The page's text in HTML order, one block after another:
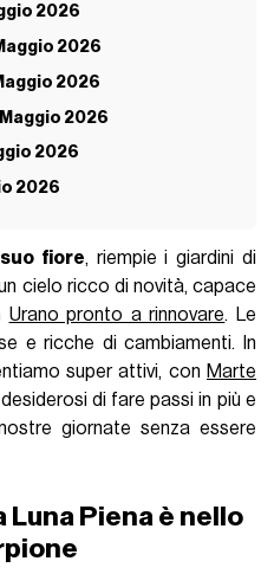
2026
2026
2026
2026
2026
2026
fiore, riempie i giardini di
cielo ricco di novità, capace
Urano pronto a rinnovare. Le
e ricche di cambiamenti. In
super attivi, con Marte
di fare passi in più e
giornate senza essere
Luna Piena è nello